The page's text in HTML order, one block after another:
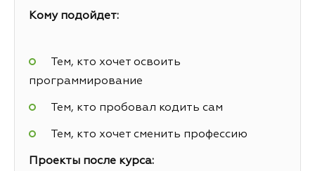
Кому подойдет:
Тем, кто хочет освоить
программирование
Тем, кто пробовал кодить сам
Тем, кто хочет сменить профессию
Проекты после курса: